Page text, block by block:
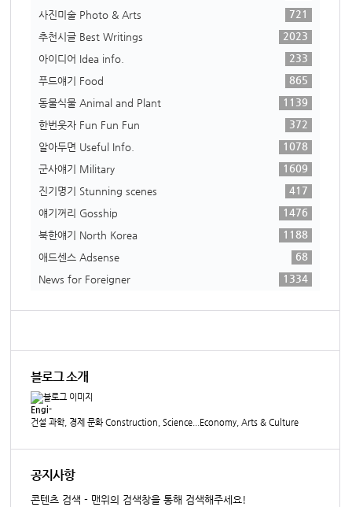
사진미술 Photo & Arts
721
추천시글 Best Writings
2023
아이디어 Idea info.
233
푸드얘기 Food
865
동물식물 Animal and Plant
1139
한번웃자 Fun Fun Fun
372
알아두면 Useful Info.
1078
군사얘기 Military
1609
진기명기 Stunning scenes
417
얘기꺼리 Gosship
1476
북한얘기 North Korea
1188
애드센스 Adsense
68
News for Foreigner
1334
블로그 소개
Engi-
건설 과학, 경제 문화 Construction, Science...Economy, Arts & Culture
공지사항
콘텐츠 검색 - 맨위의 검색창을 통해 검색해주세요!